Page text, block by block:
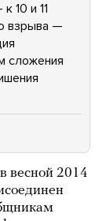
10 и 11
взрыва —
сложения
весной 2014